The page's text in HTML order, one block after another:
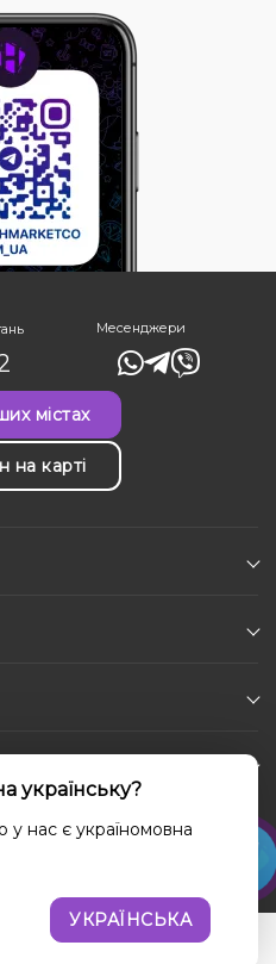
Месенджери
містах
на карті
мережі
українську?
нас є україномовна
УКРАЇНСЬКА